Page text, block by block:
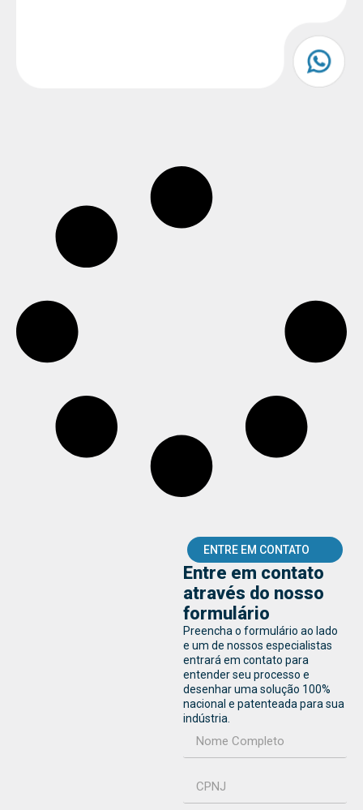
ENTRE EM CONTATO
Entre em contato
através do nosso
formulário
Preencha o formulário ao lado
e um de nossos especialistas
entrará em contato para
entender seu processo e
desenhar uma solução 100%
nacional e patenteada para sua
indústria.